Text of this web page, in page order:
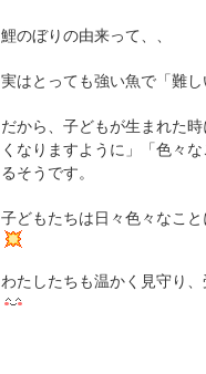
鯉のぼりの由来って、、
実はとっても強い魚で「難
だから、子どもが生まれた
くなりますように」「色々
るそうです。
子どもたちは日々色々なこ
わたしたちも温かく見守り